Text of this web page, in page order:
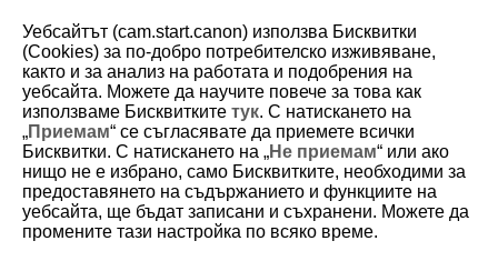
1-7 Servo 1st Image Priority
Configuring Servo 1st image priority actions
Уебсайтът (cam.start.canon) използва Бисквитки
(Cookies) за по-добро потребителско изживяване,
както и за анализ на работата и подобрения на
уебсайта. Можете да научите повече за това как
използваме Бисквитките тук. С натискането на
„Приемам“ се съгласявате да приемете всички
Бисквитки. С натискането на „Не приемам“ или ако
нищо не е избрано, само Бисквитките, необходими за
предоставянето на съдържанието и функциите на
уебсайта, ще бъдат записани и съхранени. Можете да
промените тази настройка по всяко време.